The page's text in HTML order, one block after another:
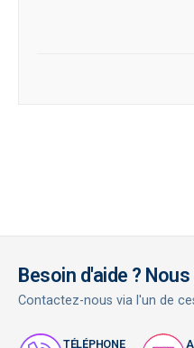
Besoin d'aide ?
Contactez-nous via l'un de
TÉLÉPHONE